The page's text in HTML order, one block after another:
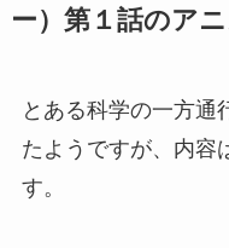
ー）第１話のア
とある科学の一方通
たようですが、内容
す。